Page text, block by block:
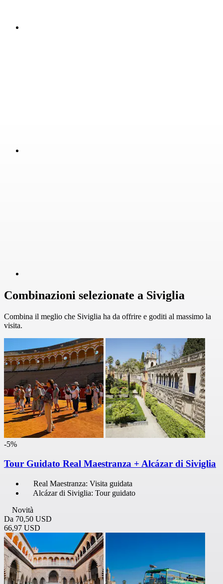
Combinazioni selezionate a Siviglia
Combina il meglio che Siviglia ha da offrire e goditi al massimo la
visita.
-5%
Tour Guidato Real Maestranza + Alcázar di Siviglia
Real Maestranza: Visita guidata
Alcázar di Siviglia: Tour guidato
Novità
Da 70,50 USD
66,97 USD